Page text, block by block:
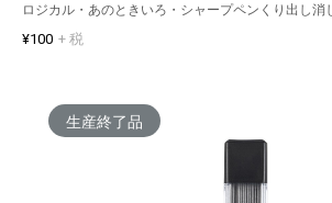
ロジカル・あのときいろ・シャープペンくり出し消
¥100 + 税
生産終了品